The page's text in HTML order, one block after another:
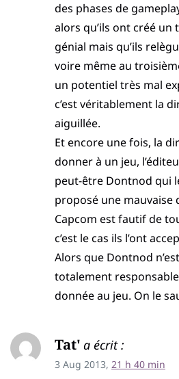
des phases de
alors qu’ils ont créé
génial mais qu’ils
voire même au
un potentiel très mal
c’est véritablement la
aiguillée.
Et encore une fois, la
donner à un jeu,
peut-être Dontnod qui
proposé une mauvaise
Capcom est fautif de
c’est le cas ils l’ont
Alors que Dontnod
totalement
donnée au jeu. On le
Tat' a écrit :
3 Aug 2013, 21 h 40 min